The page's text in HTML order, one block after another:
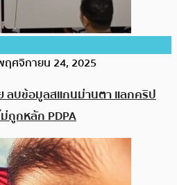
ศจิกายน 24, 2025
ลบข้อมูลสแกนม่านตา แลกคริป
ถูกหลัก PDPA